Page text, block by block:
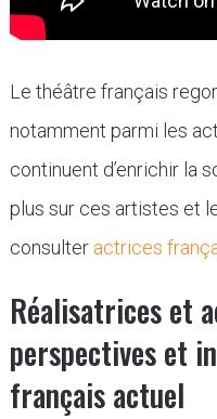
Le théâtre français
notamment parmi les
continuent d’enrichir la
plus sur ces artistes et
consulter actrices
Réalisatrices et
perspectives et
français actuel